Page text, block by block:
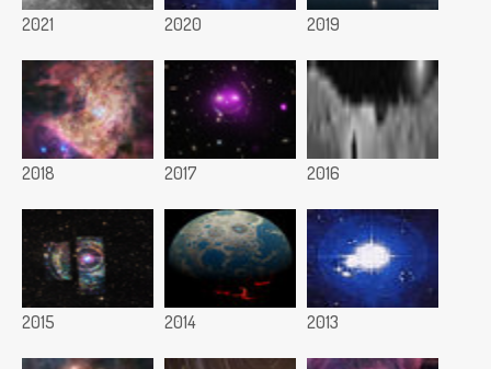
2021 2020 2019
2018 2017 2016
2015 2014 2013